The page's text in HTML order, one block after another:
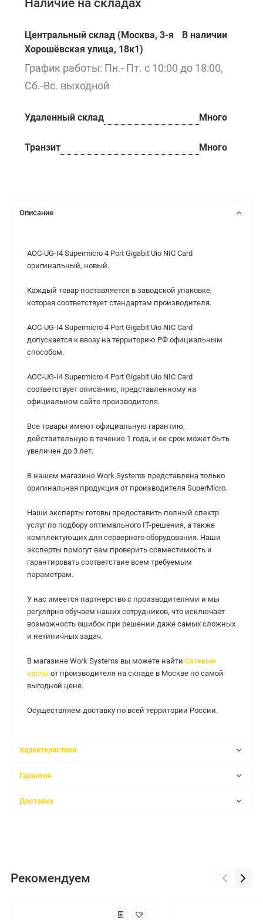
Наличие на складах
Центральный склад (Москва, 3-я
Хорошёвская улица, 18к1)
В наличии
График работы: Пн.- Пт. с 10:00 до 18:00,
Сб.-Вс. выходной
Удаленный склад Много
Транзит Много
Описание
AOC-UG-I4 Supermicro 4 Port Gigabit Uio NIC Card
оригинальный, новый.
Каждый товар поставляется в заводской упаковке,
которая соответствует стандартам производителя.
AOC-UG-I4 Supermicro 4 Port Gigabit Uio NIC Card
допускается к ввозу на территорию РФ официальным
способом.
AOC-UG-I4 Supermicro 4 Port Gigabit Uio NIC Card
соответствует описанию, представленному на
официальном сайте производителя.
Все товары имеют официальную гарантию,
действительную в течение 1 года, и ее срок может быть
увеличен до 3 лет.
В нашем магазине Work Systems представлена только
оригинальная продукция от производителя SuperMicro.
Наши эксперты готовы предоставить полный спектр
услуг по подбору оптимального IT-решения, а также
комплектующих для серверного оборудования. Наши
эксперты помогут вам проверить совместимость и
гарантировать соответствие всем требуемым
параметрам.
У нас имеется партнерство с производителями и мы
регулярно обучаем наших сотрудников, что исключает
возможность ошибок при решении даже самых сложных
и нетипичных задач.
В магазине Work Systems вы можете найти Сетевые
карты от производителя на складе в Москве по самой
выгодной цене.
Осуществляем доставку по всей территории России.
Характеристики
Гарантия
Доставка
Рекомендуем